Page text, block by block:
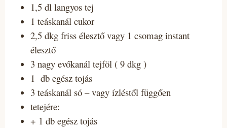
1,5 dl langyos tej
1 teáskanál cukor
2,5 dkg friss élesztő vagy 1 csomag instant
élesztő
3 nagy evőkanál tejföl ( 9 dkg )
1 db egész tojás
3 teáskanál só – vagy ízléstől függően
tetejére:
+ 1 db egész tojás